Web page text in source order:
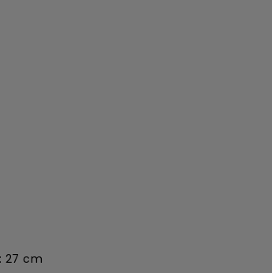
27 cm